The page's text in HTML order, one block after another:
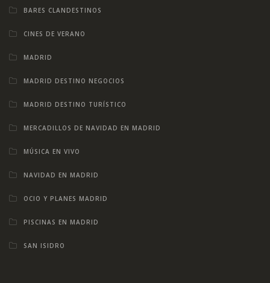
BARES CLANDESTINOS
CINES DE VERANO
MADRID
MADRID DESTINO NEGOCIOS
MADRID DESTINO TURÍSTICO
MERCADILLOS DE NAVIDAD EN MADRID
MÚSICA EN VIVO
NAVIDAD EN MADRID
OCIO Y PLANES MADRID
PISCINAS EN MADRID
SAN ISIDRO